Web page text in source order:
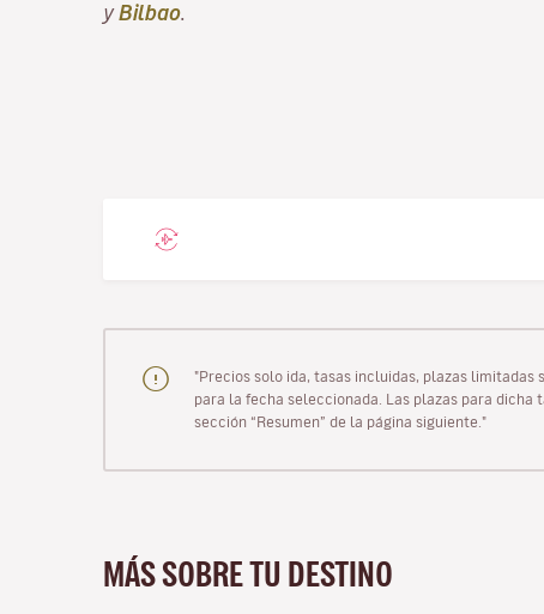
yBilbao
"Precios solo ida, tasas incluidas, plazas limitadas
para la fecha seleccionada. Las plazas para dicha
sección “Resumen” de la página siguiente."
MÁS SOBRE TU DESTINO